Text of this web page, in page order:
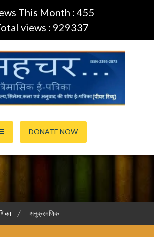
This Month : 455
views : 929337
(ISSN:2395-
2873)
DONATE NOW
अनुक्रमणिका